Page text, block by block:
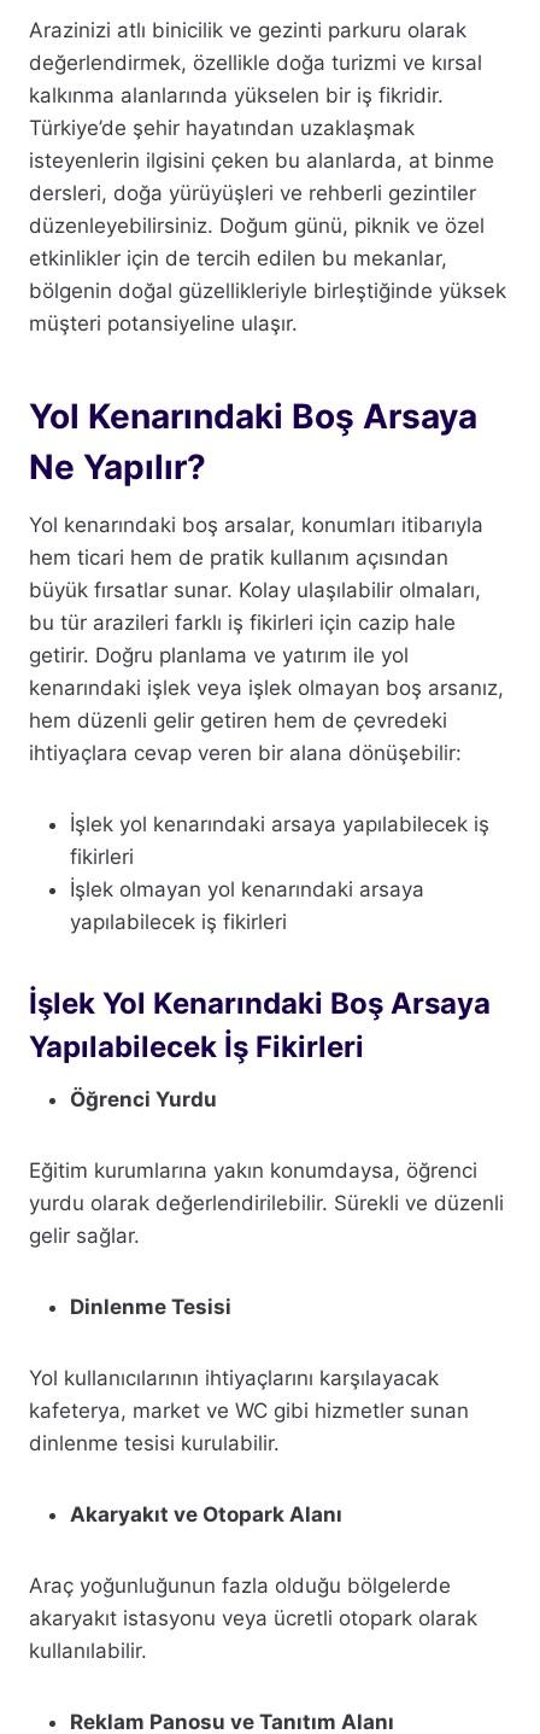
Arazinizi atlı binicilik ve gezinti parkuru olarak
değerlendirmek, özellikle doğa turizmi ve kırsal
kalkınma alanlarında yükselen bir iş fikridir.
Türkiye’de şehir hayatından uzaklaşmak
isteyenlerin ilgisini çeken bu alanlarda, at binme
dersleri, doğa yürüyüşleri ve rehberli gezintiler
düzenleyebilirsiniz. Doğum günü, piknik ve özel
etkinlikler için de tercih edilen bu mekanlar,
bölgenin doğal güzellikleriyle birleştiğinde yüksek
müşteri potansiyeline ulaşır.
Yol Kenarındaki Boş Arsaya
Ne Yapılır?
Yol kenarındaki boş arsalar, konumları itibarıyla
hem ticari hem de pratik kullanım açısından
büyük fırsatlar sunar. Kolay ulaşılabilir olmaları,
bu tür arazileri farklı iş fikirleri için cazip hale
getirir. Doğru planlama ve yatırım ile yol
kenarındaki işlek veya işlek olmayan boş arsanız,
hem düzenli gelir getiren hem de çevredeki
ihtiyaçlara cevap veren bir alana dönüşebilir:
İşlek yol kenarındaki arsaya yapılabilecek iş
fikirleri
İşlek olmayan yol kenarındaki arsaya
yapılabilecek iş fikirleri
İşlek Yol Kenarındaki Boş Arsaya
Yapılabilecek İş Fikirleri
Öğrenci Yurdu
Eğitim kurumlarına yakın konumdaysa, öğrenci
yurdu olarak değerlendirilebilir. Sürekli ve düzenli
gelir sağlar.
Dinlenme Tesisi
Yol kullanıcılarının ihtiyaçlarını karşılayacak
kafeterya, market ve WC gibi hizmetler sunan
dinlenme tesisi kurulabilir.
Akaryakıt ve Otopark Alanı
Araç yoğunluğunun fazla olduğu bölgelerde
akaryakıt istasyonu veya ücretli otopark olarak
kullanılabilir.
Reklam Panosu ve Tanıtım Alanı